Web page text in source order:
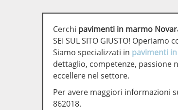
Cerchi pavimenti in marmo
SEI SUL SITO GIUSTO!
Siamo specializzati in pavimenti
dettaglio, competenze, passione
eccellere nel settore.
Per avere maggiori informazioni
862018.